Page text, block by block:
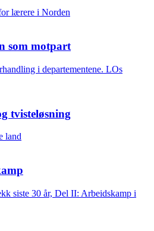
lærere i Norden
som motpart
i departementene. LOs
tvisteløsning
land
siste 30 år, Del II: Arbeidskamp i